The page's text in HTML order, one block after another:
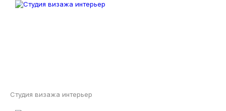
Студия визажа интерьер